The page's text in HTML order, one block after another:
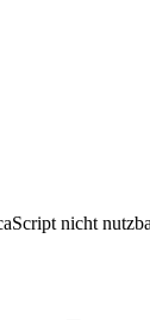
nicht